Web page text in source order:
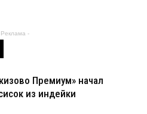
Реклама -
Премиум» начал
из индейки